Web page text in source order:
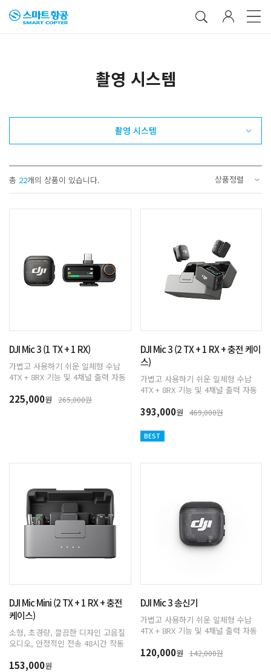
촬영 시스템
촬영 시스템
총 22개의 상품이 있습니다. 상품정렬
DJI Mic 3 (1 TX + 1 RX)
가볍고 사용하기 쉬운 일체형 수납
4TX + 8RX 기능 및 4채널 출력 자동
가지 음성 톤 프리셋, 2단계 노이즈
225,000원 265,000원
DJI Mic 3 (2 TX + 1 RX + 충전 케이
스)
가볍고 사용하기 쉬운 일체형 수납
4TX + 8RX 기능 및 4채널 출력 자동
가지 음성 톤 프리셋, 2단계 노이즈
오디오 전송 듀얼 파일 32-bit Float
내부 레코딩 지원 매끄러운 편집을
시간 & 빠른 충전
393,000원 469,000원
BEST
DJI Mic Mini (2 TX + 1 RX + 충전
케이스)
소형, 초경량, 깔끔한 디자인 고음질
오디오, 안정적인 전송 48시간 작동
직접 연결로 프리미엄 사운드 음질
153,000원
DJI Mic 3 송신기
가볍고 사용하기 쉬운 일체형 수납
4TX + 8RX 기능 및 4채널 출력 자동
가지 음성 톤 프리셋, 2단계 노이즈
120,000원 142,000원